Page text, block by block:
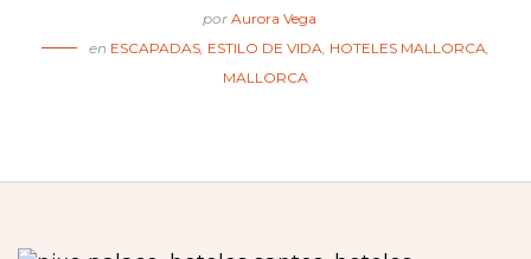
por Aurora Vega
en ESCAPADAS, ESTILO DE VIDA, HOTELES MALLORCA,
MALLORCA